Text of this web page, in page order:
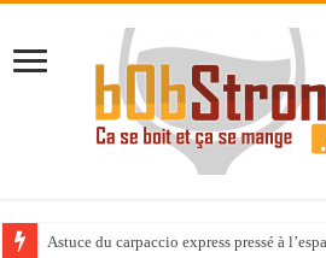
Astuce du carpaccio express pressé à